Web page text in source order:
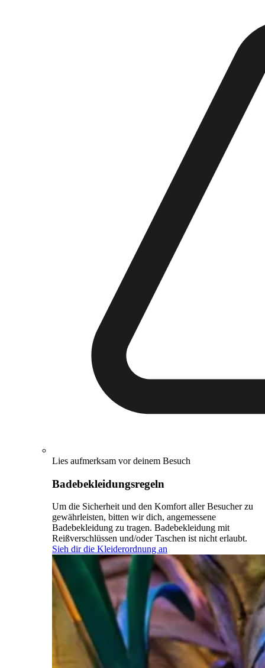
Lies aufmerksam vor deinem Besuch
Badebekleidungsregeln
Um die Sicherheit und den Komfort aller Besucher zu
gewährleisten, bitten wir dich, angemessene
Badebekleidung zu tragen. Badebekleidung mit
Reißverschlüssen und/oder Taschen ist nicht erlaubt.
Sieh dir die Kleiderordnung an